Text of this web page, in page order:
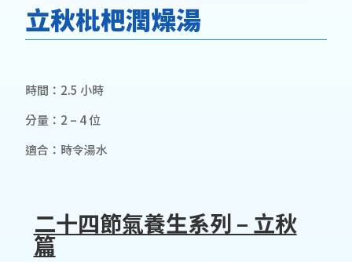
立秋枇杷潤燥湯
時間：2.5 小時
分量：2 – 4 位
適合：時令湯水
二十四節氣養生系列 – 立秋
篇